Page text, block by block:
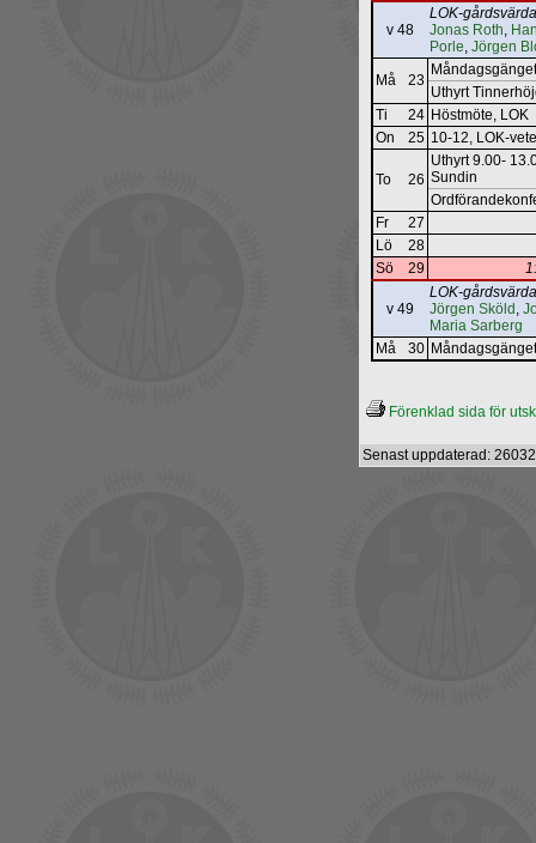
v 48
LOK-
Jonas Roth,
Porle, Jörgen
Må
23
Uthyrt
Ti
24 Höstmöte, LOK
On
25 10-12,
To 26
Uthyrt 9.00-
Sundin
Fr
27
Lö
28
Sö
29
v 49
LOK-
Jörgen Sköld ,
Maria Sarberg
Må
30
Förenklad sida för
Senast uppdaterad: